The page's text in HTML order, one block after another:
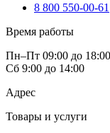
8 800 550-00-61
Время работы
Пн–Пт 09:00 до 18:00
Сб 9:00 до 14:00
Адрес
Товары и услуги